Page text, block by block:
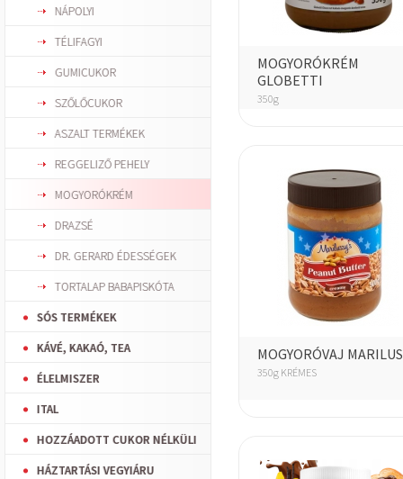
NÁPOLYI
TÉLIFAGYI
GUMICUKOR
SZŐLŐCUKOR
ASZALT TERMÉKEK
REGGELIZŐ PEHELY
MOGYORÓKRÉM
DRAZSÉ
DR. GERARD ÉDESSÉGEK
TORTALAP BABAPISKÓTA
SÓS TERMÉKEK
KÁVÉ, KAKAÓ, TEA
ÉLELMISZER
ITAL
HOZZÁADOTT CUKOR NÉLKÜLI
HÁZTARTÁSI VEGYIÁRU
MOGYORÓKRÉM
GLOBETTI
350g
MOGYORÓVAJ
350g KRÉMES